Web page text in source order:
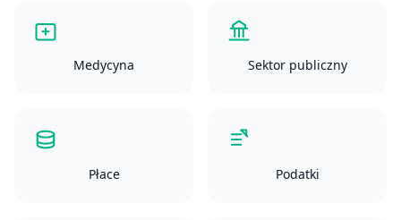
Medycyna Sektor publiczny
Płace Podatki